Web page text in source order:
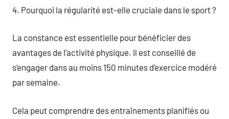
4. Pourquoi la régularité est-elle cruciale dans le sport ?
La constance est essentielle pour bénéficier des
avantages de l’activité physique. Il est conseillé de
s’engager dans au moins 150 minutes d’exercice modéré
par semaine.
Cela peut comprendre des entraînements planifiés ou